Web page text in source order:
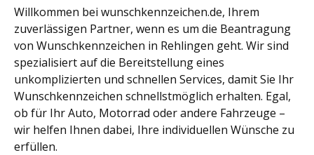
Willkommen bei wunschkennzeichen.de, Ihrem
zuverlässigen Partner, wenn es um die Beantragung
von Wunschkennzeichen in Rehlingen geht. Wir sind
spezialisiert auf die Bereitstellung eines
unkomplizierten und schnellen Services, damit Sie Ihr
Wunschkennzeichen schnellstmöglich erhalten. Egal,
ob für Ihr Auto, Motorrad oder andere Fahrzeuge –
wir helfen Ihnen dabei, Ihre individuellen Wünsche zu
erfüllen.